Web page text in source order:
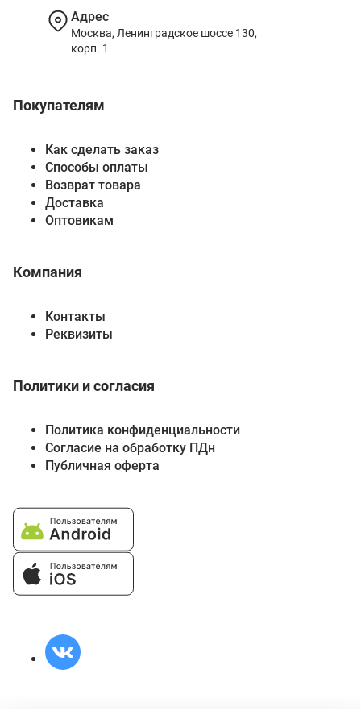
Покупателям
Как сделать заказ
Способы оплаты
Возврат товара
Доставка
Оптовикам
Компания
Контакты
Реквизиты
Политики и согласия
Политика конфиденциальности
Согласие на обработку ПДн
Публичная оферта
Адрес
Москва, Ленинградское шоссе 130,
корп. 1